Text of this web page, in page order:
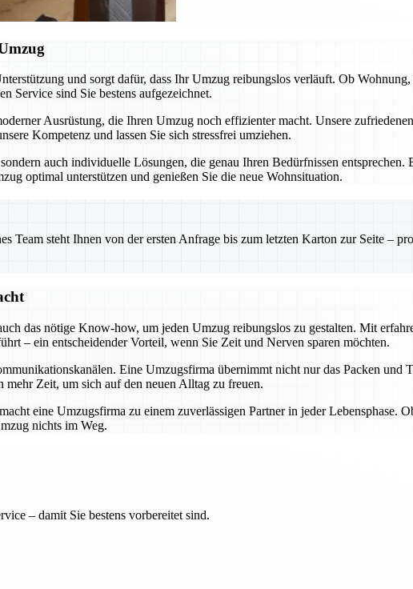
und sorgt dafür, dass Ihr Umzug reibungslos verläuft. Ob
Service sind Sie bestens aufgezeichnet.
Ausrüstung, die Ihren Umzug noch effizienter macht. Unsere
Kompetenz und lassen Sie sich stressfrei umziehen.
auch individuelle Lösungen, die genau Ihren Bedürfnissen
optimal unterstützen und genießen Sie die neue Wohnsituation.
Team steht Ihnen von der ersten Anfrage bis zum letzten Karton zur Seite –
das nötige Know-how, um jeden Umzug reibungslos zu gestalten. Mit
– ein entscheidender Vorteil, wenn Sie Zeit und Nerven sparen möchten.
Eine Umzugsfirma übernimmt nicht nur das Packen und
Zeit, um sich auf den neuen Alltag zu freuen.
eine Umzugsfirma zu einem zuverlässigen Partner in jeder Lebensphase.
nichts im Weg.
– damit Sie bestens vorbereitet sind.